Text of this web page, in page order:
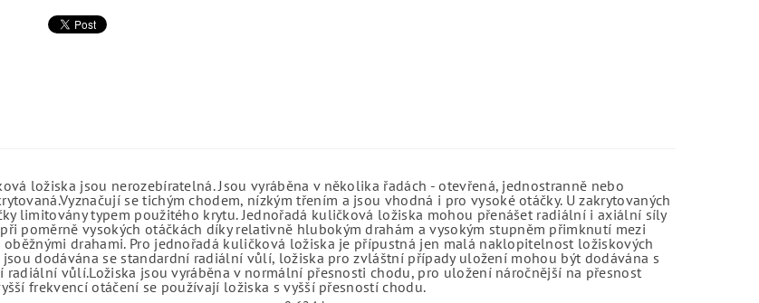
ložiska jsou nerozebíratelná. Jsou vyráběna v několika řadách - otevřená, jednostranně nebo
se tichým chodem, nízkým třením a jsou vhodná i pro vysoké otáčky. U zakrytovaných
limitovány typem použitého krytu. Jednořadá kuličková ložiska mohou přenášet radiální i axiální síly
poměrně vysokých otáčkách díky relativně hlubokým drahám a vysokým stupněm přimknutí mezi
drahami. Pro jednořadá kuličková ložiska je přípustná jen malá naklopitelnost ložiskových
jsou dodávána se standardní radiální vůlí, ložiska pro zvláštní případy uložení mohou být dodávána s
radiální vůlí.Ložiska jsou vyráběna v normální přesnosti chodu, pro uložení náročnější na přesnost
frekvencí otáčení se používají ložiska s vyšší přesností chodu.